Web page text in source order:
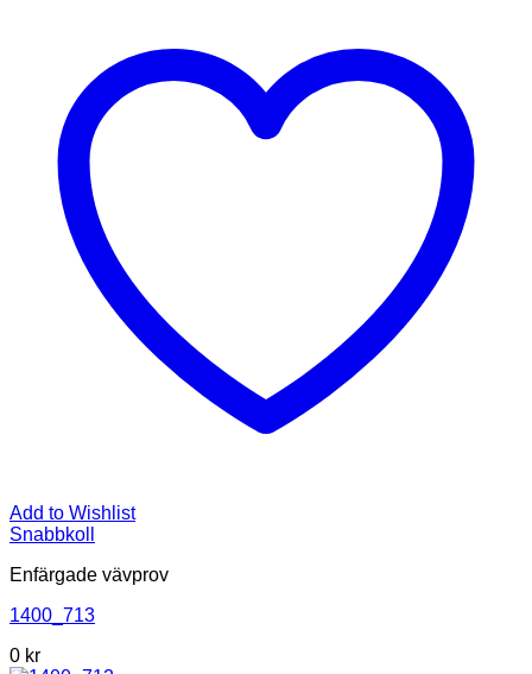
Add to Wishlist
Snabbkoll
Enfärgade vävprov
1400_713
0 kr